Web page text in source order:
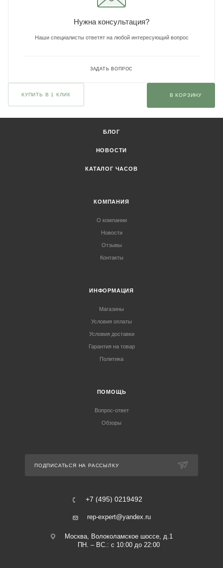
Нужна консультация?
Наши специалисты ответят на любой интересующий вопрос
ЗАДАТЬ ВОПРОС
КУПИТЬ В 1 КЛИК В КОРЗИНУ
БЛОГ
НОВОСТИ
КАТАЛОГ ЧАСОВ
КОМПАНИЯ
О компании
Новости
Отзывы
Контакты
ИНФОРМАЦИЯ
Магазины
Условия оплаты
Условия доставки
Гарантия на товар
Политика
ПОМОЩЬ
Вопрос-ответ
Обзоры
ПОДПИСАТЬСЯ НА РАССЫЛКУ
+7 (495) 0219492
rep-expert@yandex.ru
Москва, Волоколамское шоссе, д.1
ПН. – ВС.: с 10:00 до 22:00